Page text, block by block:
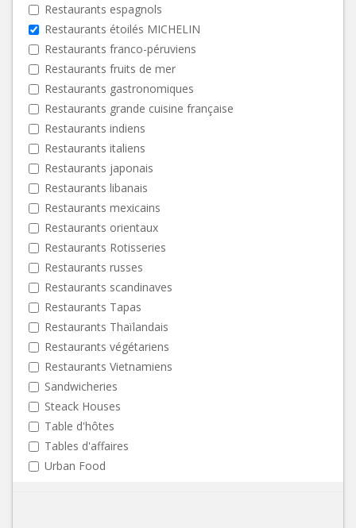
Restaurants espagnols
Restaurants étoilés MICHELIN
Restaurants franco-péruviens
Restaurants fruits de mer
Restaurants gastronomiques
Restaurants grande cuisine française
Restaurants indiens
Restaurants italiens
Restaurants japonais
Restaurants libanais
Restaurants mexicains
Restaurants orientaux
Restaurants Rotisseries
Restaurants russes
Restaurants scandinaves
Restaurants Tapas
Restaurants Thaïlandais
Restaurants végétariens
Restaurants Vietnamiens
Sandwicheries
Steack Houses
Table d'hôtes
Tables d'affaires
Urban Food